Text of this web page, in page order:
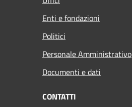
Enti e fondazioni
Politici
Personale Amministrativo
Documenti e dati
CONTATTI